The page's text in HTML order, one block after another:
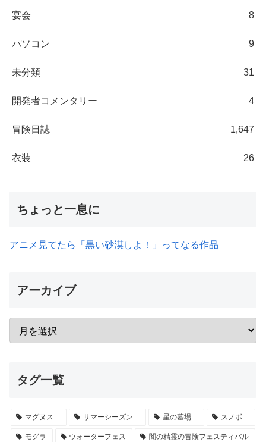
宴会 8
パソコン 9
未分類 31
開発者コメンタリー 4
冒険日誌 1,647
衣装 26
ちょっと一息に
アニメ見てたら「黒い砂漠しよ！」ってなる作品
アーカイブ
タグ一覧
マグヌス サマーシーズン 星の墓場 スノボ
モグラ ウォーターフェス 闇の精霊の冒険フェスティバル